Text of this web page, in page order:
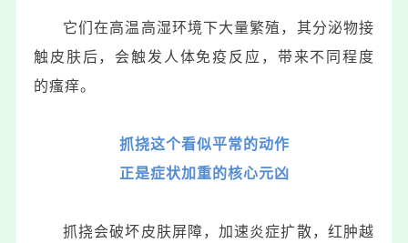
它们在高温高湿环境下大量繁殖，其分泌物接
触皮肤后，会触发人体免疫反应，带来不同程度
的瘙痒。
抓挠这个看似平常的动作
正是症状加重的核心元凶
抓挠会破坏皮肤屏障，加速炎症扩散，红肿越